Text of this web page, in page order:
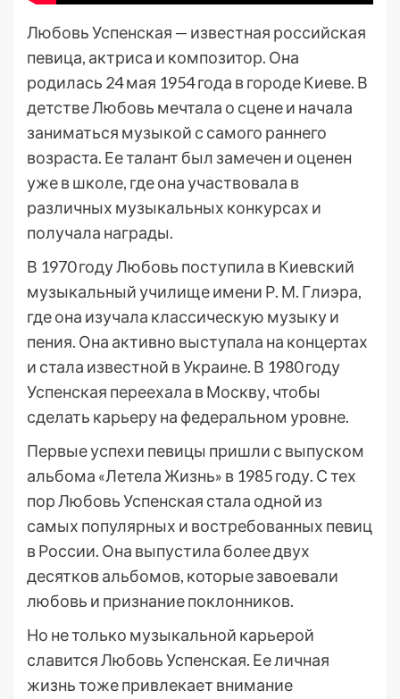
Любовь Успенская — известная российская
певица, актриса и композитор. Она
родилась 24 мая 1954 года в городе Киеве. В
детстве Любовь мечтала о сцене и начала
заниматься музыкой с самого раннего
возраста. Ее талант был замечен и оценен
уже в школе, где она участвовала в
различных музыкальных конкурсах и
получала награды.
В 1970 году Любовь поступила в Киевский
музыкальный училище имени Р. М. Глиэра,
где она изучала классическую музыку и
пения. Она активно выступала на концертах
и стала известной в Украине. В 1980 году
Успенская переехала в Москву, чтобы
сделать карьеру на федеральном уровне.
Первые успехи певицы пришли с выпуском
альбома «Летела Жизнь» в 1985 году. С тех
пор Любовь Успенская стала одной из
самых популярных и востребованных певиц
в России. Она выпустила более двух
десятков альбомов, которые завоевали
любовь и признание поклонников.
Но не только музыкальной карьерой
славится Любовь Успенская. Ее личная
жизнь тоже привлекает внимание